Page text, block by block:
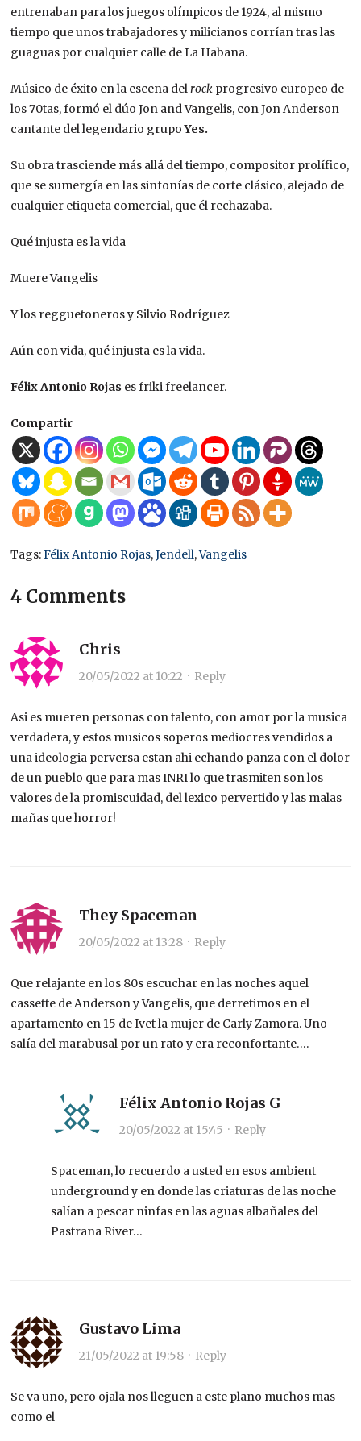
entrenaban para los juegos olímpicos de 1924, al mismo
tiempo que unos trabajadores y milicianos corrían tras las
guaguas por cualquier calle de La Habana.
Músico de éxito en la escena delrock progresivo europeo de
los 70tas, formó el dúo Jon and Vangelis, con Jon Anderson
cantante del legendario grupoYes.
Su obra trasciende más allá del tiempo, compositor prolífico,
que se sumergía en las sinfonías de corte clásico, alejado de
cualquier etiqueta comercial, que él rechazaba.
Qué injusta es la vida
Muere Vangelis
Y los regguetoneros y Silvio Rodríguez
Aún con vida, qué injusta es la vida.
Félix Antonio Rojas es friki freelancer.
Compartir
Tags:Félix Antonio Rojas,Jendell,Vangelis
4 Comments
Chris
20/05/2022 at 10:22 · Reply
Asi es mueren personas con talento, con amor por la musica
verdadera, y estos musicos soperos mediocres vendidos a
una ideologia perversa estan ahi echando panza con el dolor
de un pueblo que para mas INRI lo que trasmiten son los
valores de la promiscuidad, del lexico pervertido y las malas
mañas que horror!
They Spaceman
20/05/2022 at 13:28 · Reply
Que relajante en los 80s escuchar en las noches aquel
cassette de Anderson y Vangelis, que derretimos en el
apartamento en 15 de Ivet la mujer de Carly Zamora. Uno
salía del marabusal por un rato y era reconfortante….
Félix Antonio Rojas G
20/05/2022 at 15:45 · Reply
Spaceman, lo recuerdo a usted en esos ambient
underground y en donde las criaturas de las noche
salían a pescar ninfas en las aguas albañales del
Pastrana River…
Gustavo Lima
21/05/2022 at 19:58 · Reply
Se va uno, pero ojala nos lleguen a este plano muchos mas
como el